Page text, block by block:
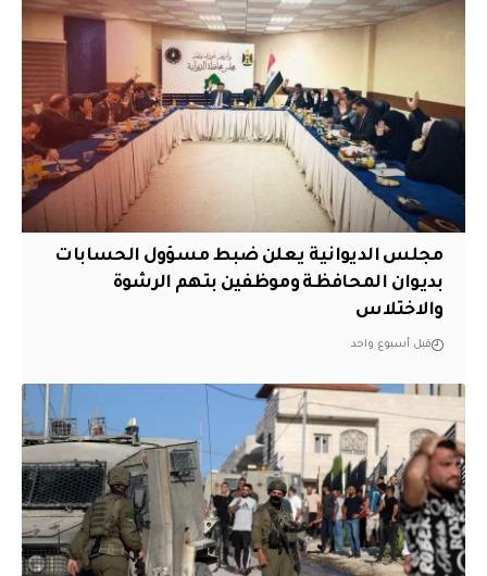
مجلس الديوانية يعلن ضبط مسؤول الحسابات
بديوان المحافظة وموظفين بتهم الرشوة
والاختلاس
قبل أسبوع واحد